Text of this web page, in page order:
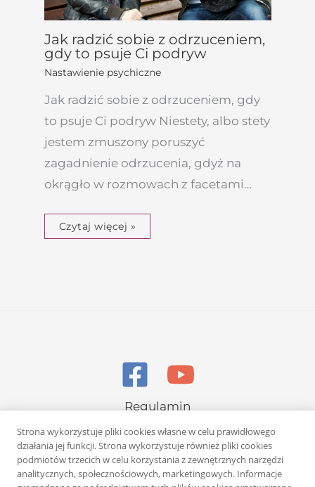
Jak radzić sobie z odrzuceniem,
gdy to psuje Ci podryw
Nastawienie psychiczne
Jak radzić sobie z odrzuceniem, gdy
to psuje Ci podryw Niestety, albo stety
jestem zmuszony poruszyć
zagadnienie odrzucenia, gdyż na
okrągło w rozmowach z facetami…
Czytaj więcej »
Regulamin
Polityka prywatności
Strona wykorzystuje pliki cookies własne w celu prawidłowego
działania jej funkcji. Strona wykorzystuje również pliki cookies
podmiotów trzecich w celu korzystania z zewnętrznych narzędzi
analitycznych, społecznościowych, marketingowych. Informacje